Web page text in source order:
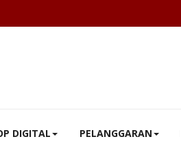
DIGITAL PELANGGARAN